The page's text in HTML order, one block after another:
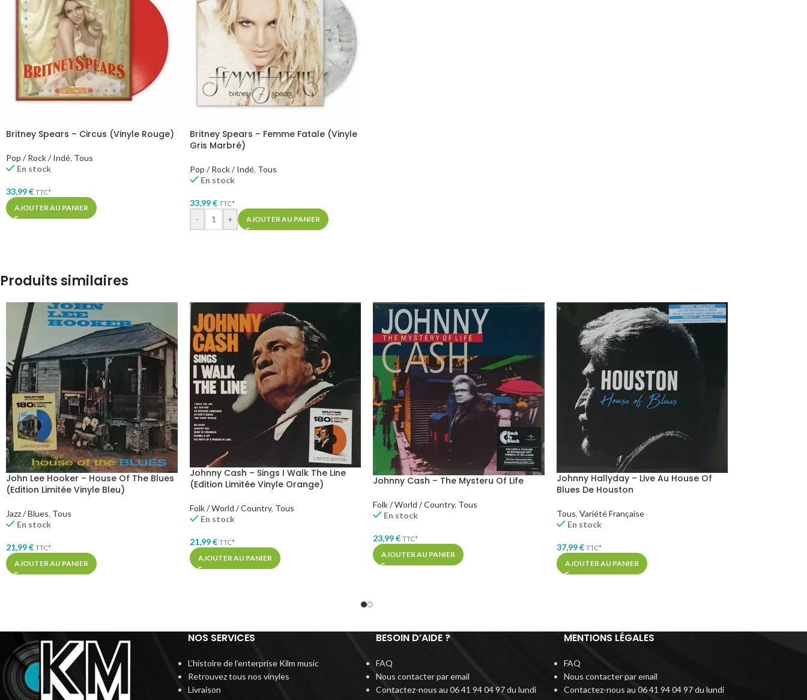
Britney Spears – Circus (Vinyle Rouge)
Pop / Rock / Indé, Tous
En stock
33,99€ TTC*
AJOUTER AU PANIER
Britney Spears – Femme Fatale (Vinyle
Gris Marbré)
Pop / Rock / Indé, Tous
En stock
33,99€ TTC*
- + AJOUTER AU PANIER
Produits similaires
John Lee Hooker – House Of The Blues
(Edition Limitée Vinyle Bleu)
Jazz / Blues, Tous
En stock
21,99€ TTC*
AJOUTER AU PANIER
Johnny Cash – Sings I Walk The Line
(Edition Limitée Vinyle Orange)
Folk / World / Country, Tous
En stock
21,99€ TTC*
AJOUTER AU PANIER
Johnny Cash – The Mysteru Of Life
Folk / World / Country, Tous
En stock
23,99€ TTC*
AJOUTER AU PANIER
Johnny Hallyday – Live Au House Of
Blues De Houston
Tous, Variété Française
En stock
37,99€ TTC*
AJOUTER AU PANIER
NOS SERVICES
L’histoire de l’enterprise Kilm music
Retrouvez tous nos vinyles
Livraison
BESOIN D’AIDE ?
FAQ
Nous contacter par email
Contactez-nous au 06 41 94 04 97 du lundi
MENTIONS LÉGALES
FAQ
Nous contacter par email
Contactez-nous au 06 41 94 04 97 du lundi